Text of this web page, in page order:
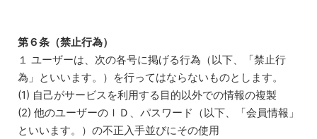
第６条（禁止行為）
１ ユーザーは、次の各号に掲げる行為（以下、「禁止行
為」といいます。）を行ってはならないものとします。
(1) 自己がサービスを利用する目的以外での情報の複製
(2) 他のユーザーのＩＤ、パスワード（以下、「会員情報」
といいます。）の不正入手並びにその使用